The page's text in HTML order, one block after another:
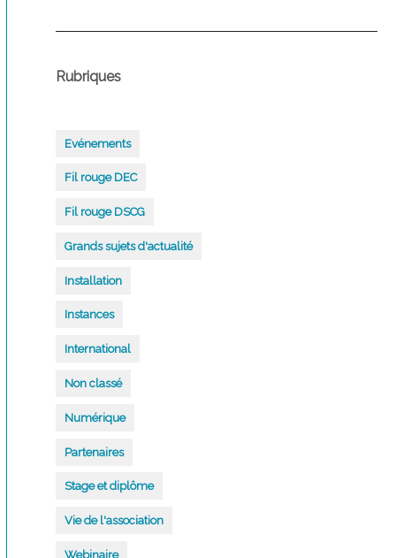
Rubriques
Evénements
Fil rouge DEC
Fil rouge DSCG
Grands sujets d'actualité
Installation
Instances
International
Non classé
Numérique
Partenaires
Stage et diplôme
Vie de l'association
Webinaire